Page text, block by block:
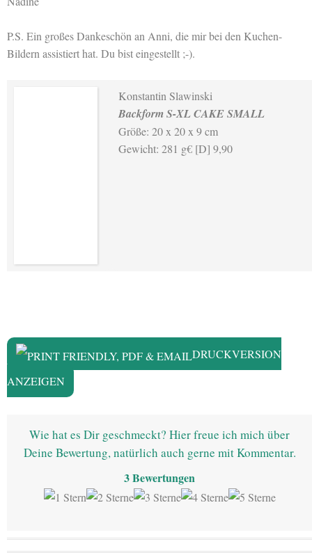
P.S. Ein großes Dankeschön an Anni, die mir bei den Kuchen-
Bildern assistiert hat. Du bist eingestellt ;-).
Konstantin Slawinski
Backform S-XL CAKE SMALL
Größe: 20 x 20 x 9 cm
Gewicht: 281 g€ [D] 9,90
DRUCKVERSION
ANZEIGEN
Wie hat es Dir geschmeckt? Hier freue ich mich über
Deine Bewertung, natürlich auch gerne mit Kommentar.
3Bewertungen